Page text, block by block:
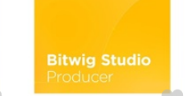
SPECTRASONICS
tc electronic
Thrustmaster